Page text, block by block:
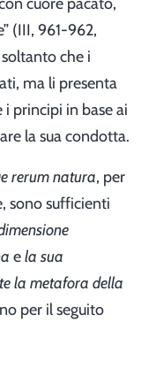
(III, 961-962,
che i
ma li presenta
i principi in base ai
la sua condotta.
rerum natura, per
sono sufficienti
ela sua
la metafora della
per il seguito